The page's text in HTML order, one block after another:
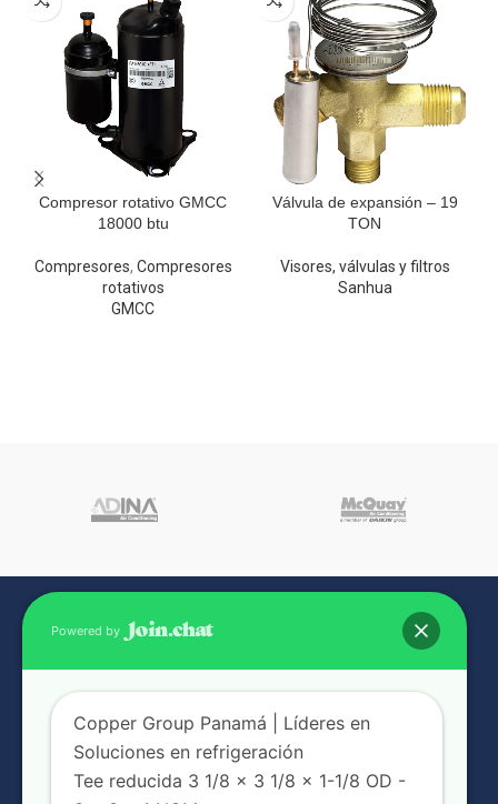
Compresor rotativo GMCC
18000 btu
Compresores, Compresores
rotativos
GMCC
Válvula de expansión – 19
TON
Visores, válvulas y filtros
Sanhua
NUESTRAS SUCURSALES
Powered by
Copper Group Panamá | Líderes en
Soluciones en refrigeración
Tee reducida 3 1/8 x 3 1/8 x 1-1/8 OD -